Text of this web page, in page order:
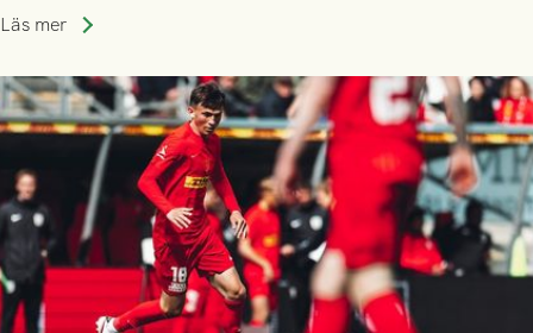
kvalet till Conference League! Avspark kl 19.00 på torsdag
Läs mer